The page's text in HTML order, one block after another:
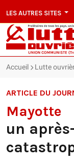
LES AUTRES SITES
Accueil Lutte
ARTICLE DU
Mayotte
un